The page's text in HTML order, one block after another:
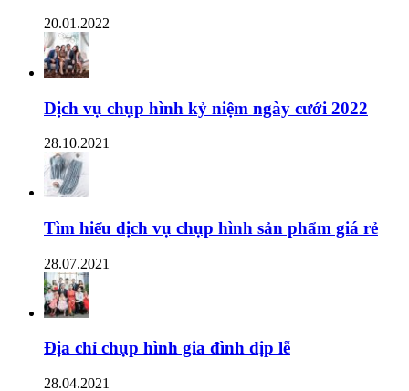
20.01.2022
Dịch vụ chụp hình kỷ niệm ngày cưới 2022
28.10.2021
Tìm hiểu dịch vụ chụp hình sản phẩm giá rẻ
28.07.2021
Địa chỉ chụp hình gia đình dịp lễ
28.04.2021